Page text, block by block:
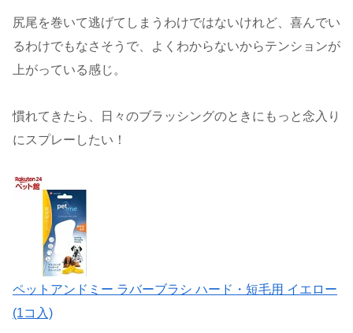
尻尾を巻いて逃げてしまうわけではないけれど、喜んでい
るわけでもなさそうで、よくわからないからテンションが
上がっている感じ。
慣れてきたら、日々のブラッシングのときにもっと念入り
にスプレーしたい！
ペットアンドミー ラバーブラシ ハード・短毛用 イエロー
(1コ入)